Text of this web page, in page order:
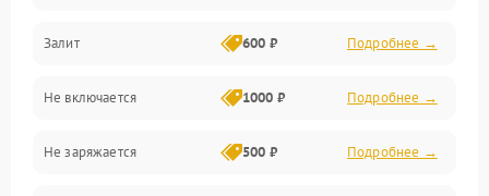
Питание и питание цепей
Проблемы с картами памяти
Объективы
Залит 600 ₽ Подробнее →
Не включается 1000 ₽ Подробнее →
Не заряжается 500 ₽ Подробнее →